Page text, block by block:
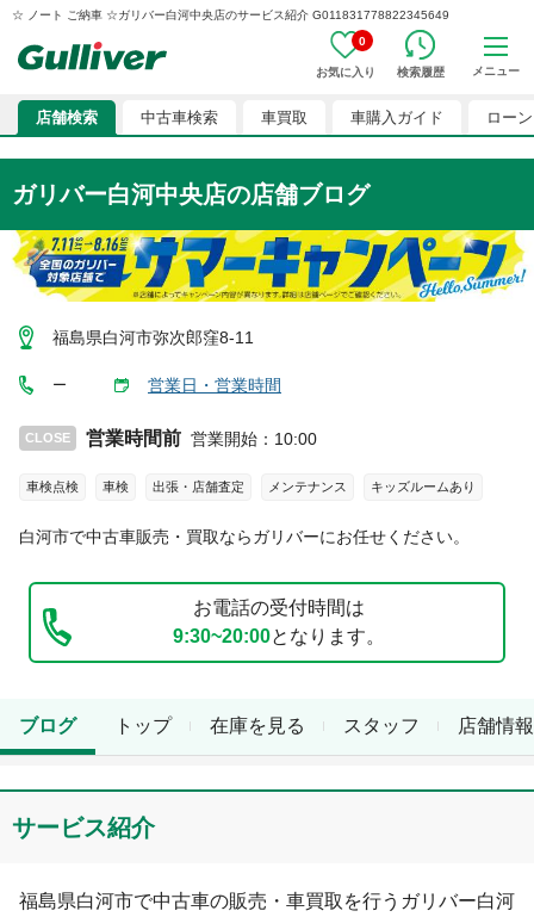
☆ ノート ご納車 ☆ガリバー白河中央店のサービス紹介 G011831778822345649
0
お気に入り 検索履歴 メニュー
店舗検索 中古車検索 車買取 車購入ガイド ローン
ガリバー白河中央店の店舗ブログ
福島県白河市弥次郎窪8-11
ー 営業日・営業時間
CLOSE 営業時間前 営業開始 ： 10:00
車検点検 車検 出張・店舗査定 メンテナンス キッズルームあり
白河市で中古車販売・買取ならガリバーにお任せください。
お電話の受付時間は
9:30~20:00となります。
トップ 在庫を見る スタッフ 店舗情報
ブログ
サービス紹介
福島県白河市で中古車の販売・車買取を行う ガリバー白河